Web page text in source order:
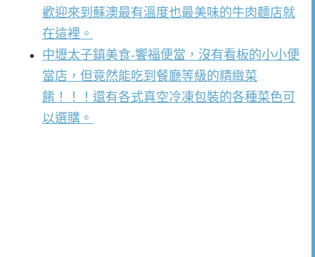
歡迎來到蘇澳最有溫度也最美味的牛肉麵店就
在這裡。
中壢太子鎮美食-饗福便當，沒有看板的小小便
當店，但竟然能吃到餐廳等級的精緻菜
餚！！！還有各式真空冷凍包裝的各種菜色可
以選購。